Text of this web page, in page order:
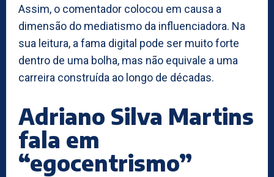
Assim, o comentador colocou em causa a
dimensão do mediatismo da influenciadora. Na
sua leitura, a fama digital pode ser muito forte
dentro de uma bolha, mas não equivale a uma
carreira construída ao longo de décadas.
Adriano Silva Martins
fala em
“egocentrismo”